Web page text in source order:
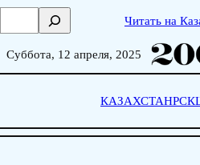
Skip
о
Читать на
Суббота, 12 апреля, 2025
КАЗАХСТАНРСК